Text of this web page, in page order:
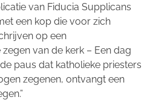
van Fiducia Supplicans
een kop die voor zich
op een
van de kerk – Een dag
paus dat katholieke priesters
zegenen, ontvangt een